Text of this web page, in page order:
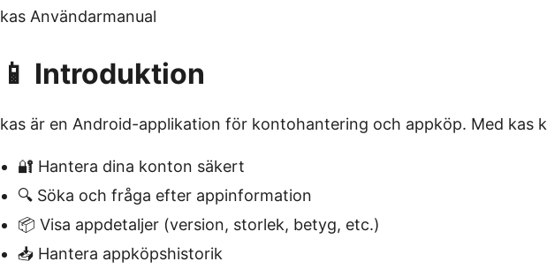
kas Användarmanual
📱 Introduktion
kas är en Android-applikation för kontohantering och appköp. Med kas
🔐 Hantera dina konton säkert
🔍 Söka och fråga efter appinformation
📦 Visa appdetaljer (version, storlek, betyg, etc.)
📥 Hantera appköpshistorik